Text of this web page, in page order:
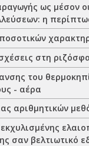
ως μέσον
η
στη
του
- αέρα
αριθμητικών
σαν βελτιωτικό